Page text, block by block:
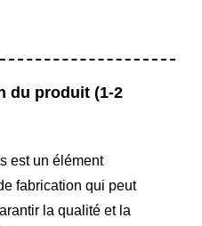
du produit (1-2
est un élément
fabrication qui peut
la qualité et la